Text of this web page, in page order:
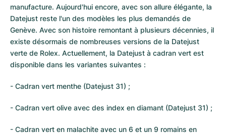
manufacture. Aujourd'hui encore, avec son allure élégante, la
Datejust reste l'un des modèles les plus demandés de
Genève. Avec son histoire remontant à plusieurs décennies, il
existe désormais de nombreuses versions de la Datejust
verte de Rolex. Actuellement, la Datejust à cadran vert est
disponible dans les variantes suivantes :
- Cadran vert menthe (Datejust 31) ;
- Cadran vert olive avec des index en diamant (Datejust 31) ;
- Cadran vert en malachite avec un 6 et un 9 romains en